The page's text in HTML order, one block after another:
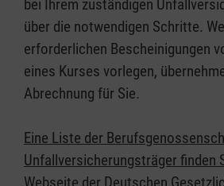
bei Ihrem zuständigen
über die notwendigen Schritte.
erforderlichen Bescheinigungen
eines Kurses vorlegen,
Abrechnung für Sie.
Eine Liste der
Unfallversicherungsträger finden